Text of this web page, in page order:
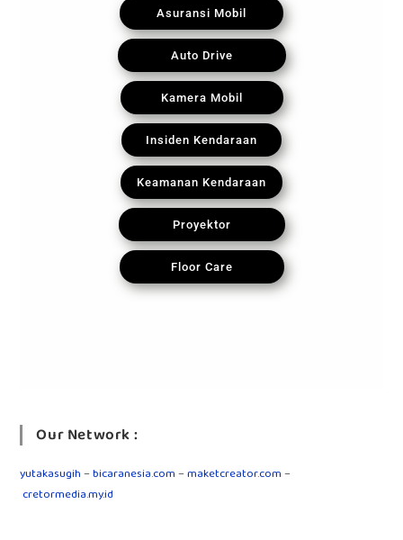
Asuransi Mobil
Auto Drive
Kamera Mobil
Insiden Kendaraan
Keamanan Kendaraan
Proyektor
Floor Care
Our Network :
yutakasugih–bicaranesia.com–maketcreator.com–
cretormedia.my.id